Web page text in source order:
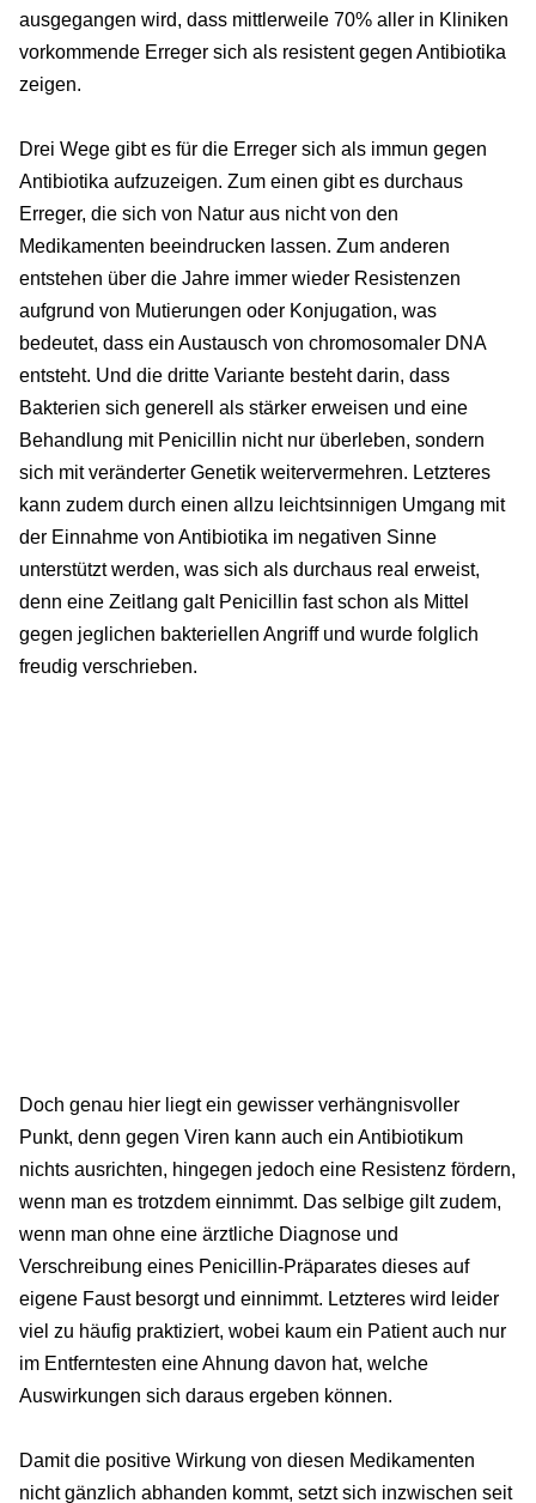
ausgegangen wird, dass mittlerweile 70% aller in Kliniken
vorkommende Erreger sich als resistent gegen Antibiotika
zeigen.
Drei Wege gibt es für die Erreger sich als immun gegen
Antibiotika aufzuzeigen. Zum einen gibt es durchaus
Erreger, die sich von Natur aus nicht von den
Medikamenten beeindrucken lassen. Zum anderen
entstehen über die Jahre immer wieder Resistenzen
aufgrund von Mutierungen oder Konjugation, was
bedeutet, dass ein Austausch von chromosomaler DNA
entsteht. Und die dritte Variante besteht darin, dass
Bakterien sich generell als stärker erweisen und eine
Behandlung mit Penicillin nicht nur überleben, sondern
sich mit veränderter Genetik weitervermehren. Letzteres
kann zudem durch einen allzu leichtsinnigen Umgang mit
der Einnahme von Antibiotika im negativen Sinne
unterstützt werden, was sich als durchaus real erweist,
denn eine Zeitlang galt Penicillin fast schon als Mittel
gegen jeglichen bakteriellen Angriff und wurde folglich
freudig verschrieben.
Doch genau hier liegt ein gewisser verhängnisvoller
Punkt, denn gegen Viren kann auch ein Antibiotikum
nichts ausrichten, hingegen jedoch eine Resistenz fördern,
wenn man es trotzdem einnimmt. Das selbige gilt zudem,
wenn man ohne eine ärztliche Diagnose und
Verschreibung eines Penicillin-Präparates dieses auf
eigene Faust besorgt und einnimmt. Letzteres wird leider
viel zu häufig praktiziert, wobei kaum ein Patient auch nur
im Entferntesten eine Ahnung davon hat, welche
Auswirkungen sich daraus ergeben können.
Damit die positive Wirkung von diesen Medikamenten
nicht gänzlich abhanden kommt, setzt sich inzwischen seit